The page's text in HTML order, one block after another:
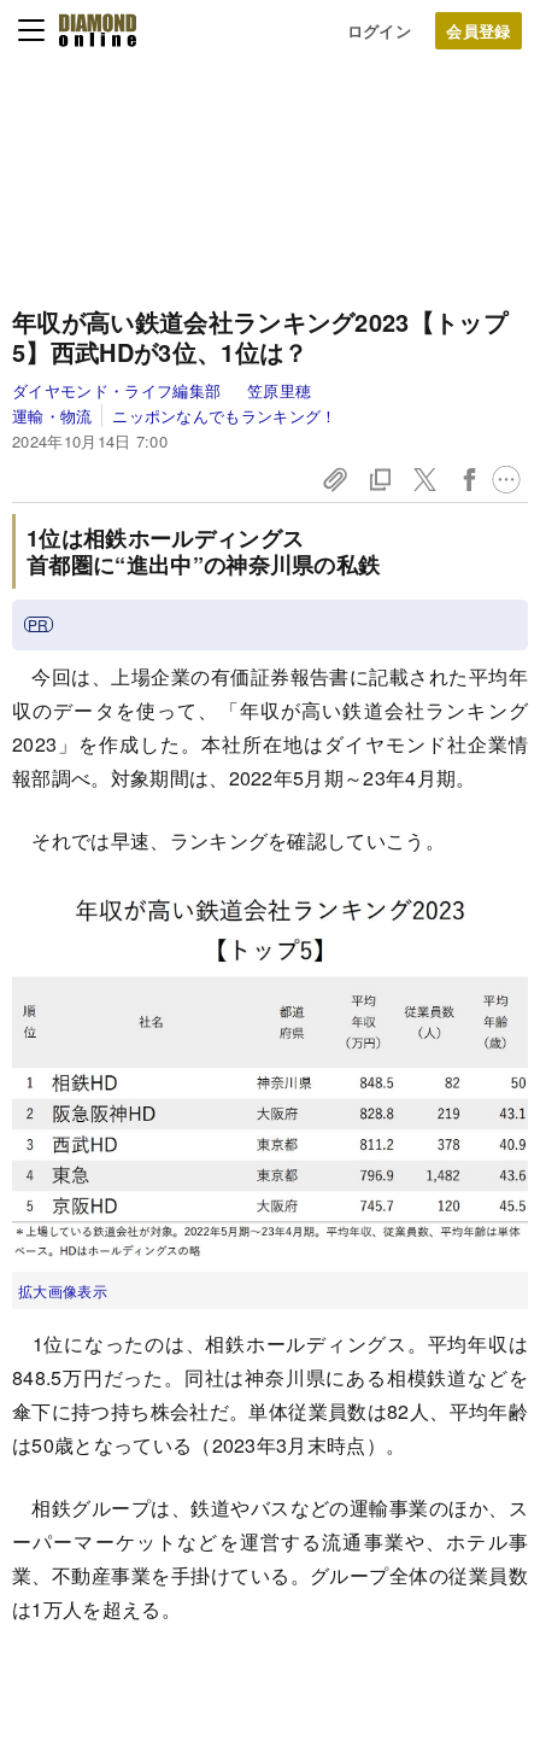
ログイン
年収が高い鉄道会社ランキング2023【トップ
5】西武HDが3位、1位は？
ダイヤモンド・ライフ編集部
笠原里穂
運輸・物流
ニッポンなんでもランキング！
2024年10月14日 7:00
1位は相鉄ホールディングス
首都圏に“進出中”の神奈川県の私鉄
今回は、上場企業の有価証券報告書に記載された平均年
収のデータを使って、「年収が高い鉄道会社ランキング
2023」を作成した。本社所在地はダイヤモンド社企業情
報部調べ。対象期間は、2022年5月期～23年4月期。
それでは早速、ランキングを確認していこう。
拡大画像表示
1位になったのは、相鉄ホールディングス。平均年収は
848.5万円だった。同社は神奈川県にある相模鉄道などを
傘下に持つ持ち株会社だ。単体従業員数は82人、平均年齢
は50歳となっている（2023年3月末時点）。
相鉄グループは、鉄道やバスなどの運輸事業のほか、ス
ーパーマーケットなどを運営する流通事業や、ホテル事
業、不動産事業を手掛けている。グループ全体の従業員数
は1万人を超える。